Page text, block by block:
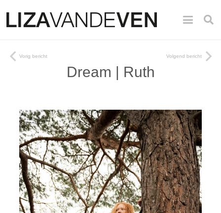
Vorig bericht Volgend bericht
Dream | Ruth